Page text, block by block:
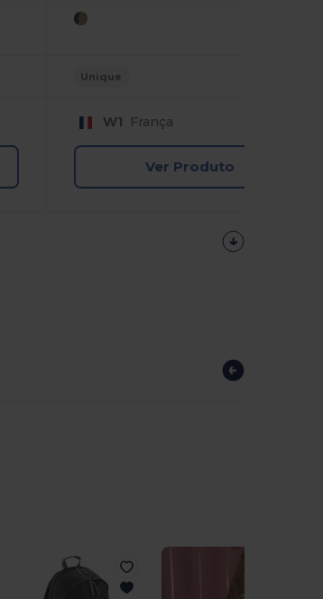
Unique
W1 França
Ver Produto